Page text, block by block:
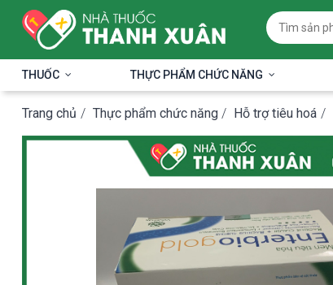
THUỐC THỰC PHẨM CHỨC NĂNG
Trang chủ / Thực phẩm chức năng / Hỗ trợ tiêu hoá /